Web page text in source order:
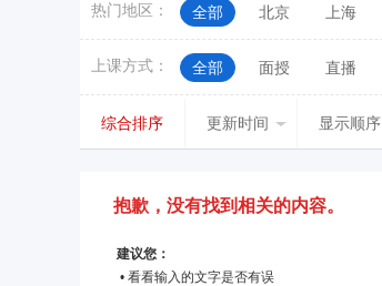
热门地区： 全部 北京 上海
江西
新疆 台湾 香港
上课方式： 全部 面授 直播
综合排序 更新时间 显示顺序
抱歉，没有找到相关的内容。
建议您：
• 看看输入的文字是否有误